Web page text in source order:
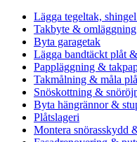
Lägga tegeltak,
Takbyte &
Byta garagetak
Lägga bandtäckt plåt
Pappläggning &
Takmålning & måla
Snöskottning &
Byta hängrännor &
Plåtslageri
Montera snörasskydd